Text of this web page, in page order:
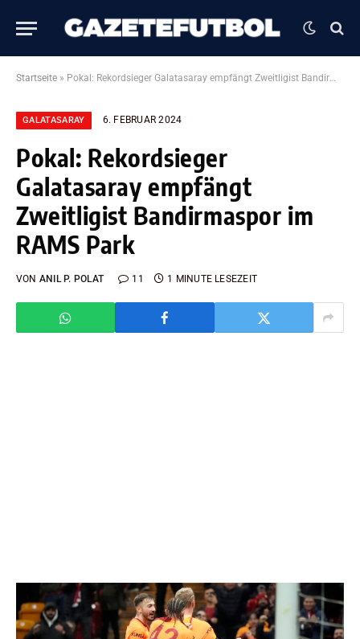
Startseite » Pokal: Rekordsieger Galatasaray empfängt Zweitligist Bandirmaspor im RAMS Park
GALATASARAY 6. FEBRUAR 2024
Pokal: Rekordsieger
Galatasaray empfängt
Zweitligist Bandirmaspor im
RAMS Park
VON ANIL P. POLAT 11 1 MINUTE LESEZEIT